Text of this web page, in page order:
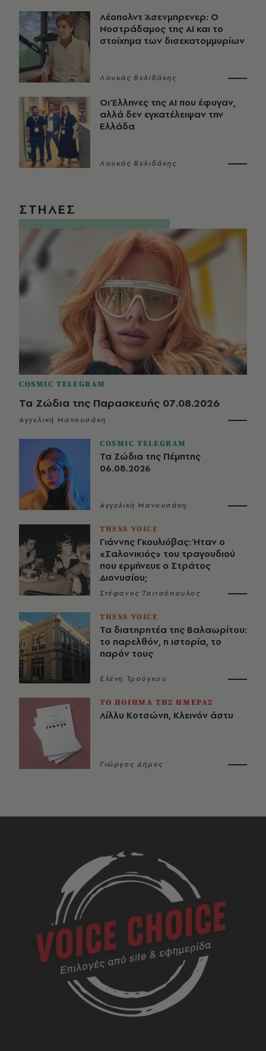
Λέοπολντ Άσενμπρενερ: Ο
Νοστράδαμος της AI και το
στοίχημα των δισεκατομμυρίων
Λουκάς Βελιδάκης
Οι Έλληνες της ΑΙ που έφυγαν,
αλλά δεν εγκατέλειψαν την
Ελλάδα
Λουκάς Βελιδάκης
ΣΤΗΛΕΣ
COSMIC TELEGRAM
Τα Ζώδια της Παρασκευής 07.08.2026
Αγγελική Μανουσάκη
COSMIC TELEGRAM
Τα Ζώδια της Πέμπτης
06.08.2026
Αγγελική Μανουσάκη
THESS VOICE
Γιάννης Γκουλιόβας: Ήταν ο
«Σαλονικιός» του τραγουδιού
που ερμήνευε ο Στράτος
Διονυσίου;
Στέφανος Τσιτσόπουλος
THESS VOICE
Τα διατηρητέα της Βαλαωρίτου:
το παρελθόν, η ιστορία, το
παρόν τους
Ελένη Τρούγκου
ΤΟ ΠΟΙΗΜΑ ΤΗΣ ΗΜΕΡΑΣ
Λίλλυ Κοτσώνη, Κλεινόν άστυ
Γιώργος Δήμος